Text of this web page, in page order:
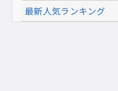
最新人気ランキング